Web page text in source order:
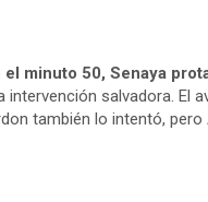
el minuto 50, Senaya
salvadora. El
también lo intentó,